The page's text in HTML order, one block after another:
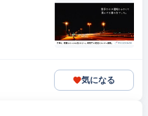
気になる